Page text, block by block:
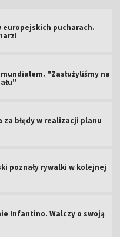
europejskich pucharach.
"Zasłużyliśmy na
za błędy w realizacji planu
poznały rywalki w kolejnej
Infantino. Walczy o swoją